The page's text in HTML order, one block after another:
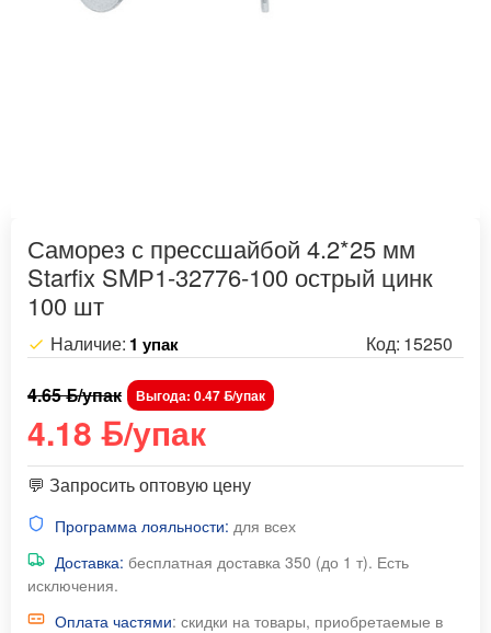
Саморез с прессшайбой 4.2*25 мм
Starfix SMР1-32776-100 острый цинк
100 шт
4.18 ƃ/упак
4.65 ƃ/упак Выгода: 0.47 ƃ/упак
Наличие: 1 упак Код: 15250
💬 Запросить оптовую цену
Программа лояльности: для всех
Доставка: бесплатная доставка 350 (до 1 т). Есть
исключения.
Оплата частями: скидки на товары, приобретаемые в